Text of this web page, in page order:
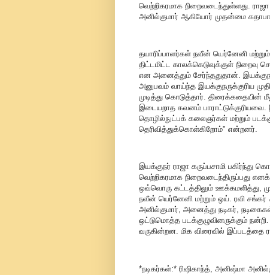
வெற்றிகரமாக நிறைவடைந்துள்ளது.
அனில்குமார் ஆகியோர் முதன்மை
தயாரிப்பாளர்கள் நவீன் யெர்னேனி
திட்டமிட்ட காலக்கெடுவுக்குள்
என அனைத்தும் சேர்ந்ததுதான்.
அனுபவம் வாய்ந்த இயக்குநருக்குரிய
முடித்து கொடுத்தார். திரைக்கதையின்
இடையறாத கவனம் பாராட்டுக்குரியவை.
தொழில்நுட்பக் கலைஞர்கள் மற்றும்
தெரிவித்துக்கொள்கிறோம்" என்றனர்.
இயக்குநர் ராஜா கருப்பசாமி பகிர்ந்து
வெற்றிகரமாக நிறைவடைந்திருப்பது
ஒவ்வொரு கட்டத்திலும் ஊக்கமளித்து,
நவீன் யெர்னேனி மற்றும் ஒய். ரவி சங்கர்
அனில்குமார், அனைத்து நடிகர்,
ஒட்டுமொத்த படக்குழுவினருக்கும்
வருகின்றன. மிக விரைவில்
*நடிகர்கள்:* ரிஷிகாந்த், அனிஷ்மா